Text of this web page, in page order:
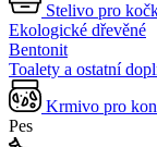
Stelivo pro
Ekologické dřevěné
Bentonit
Toalety a ostatní
Krmivo pro
Pes